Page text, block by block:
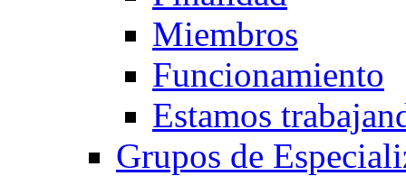
Miembros
Funcionamiento
Estamos
Grupos de